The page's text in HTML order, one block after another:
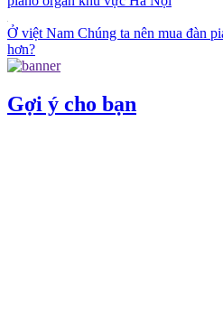
Ở việt Nam Chúng ta nên mua đàn
hơn?
Gợi ý cho bạn